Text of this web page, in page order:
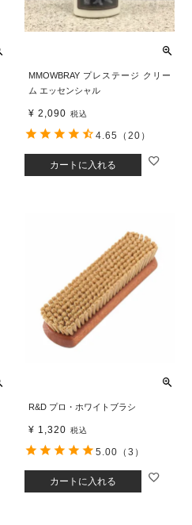
MMOWBRAY プレステージ クリー
ム エッセンシャル
¥ 2,090 税込
カートに入れる
4.65 （20）
R&D プロ・ホワイトブラシ
¥ 1,320 税込
カートに入れる
5.00 （3）